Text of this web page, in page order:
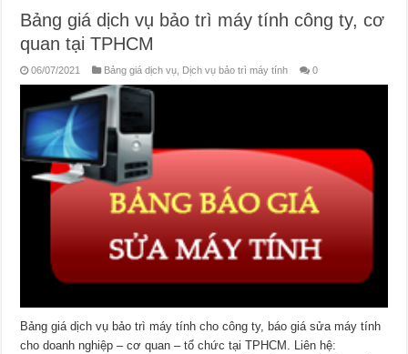
Bảng giá dịch vụ bảo trì máy tính công ty, cơ
quan tại TPHCM
06/07/2021 Bảng giá dịch vụ Dịch vụ bảo trì máy tính 0
Bảng giá dịch vụ bảo trì máy tính cho công ty, báo giá sửa máy tính
cho doanh nghiệp – cơ quan – tổ chức tại TPHCM. Liên hệ: